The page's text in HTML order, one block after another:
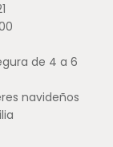
de 4 a 6
navideños